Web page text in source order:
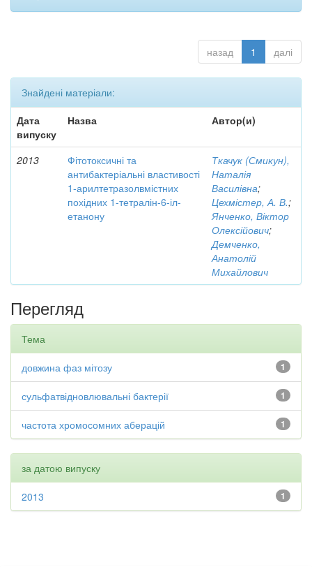
назад 1 далі
Знайдені матеріали:
Дата
випуску
Назва Автор(и)
2013
Фітотоксичні та
антибактеріальні властивості
1-арилтетразолвмістних
похідних 1-тетралін-6-іл-
етанону
Ткачук (Смикун),
Наталія
Василівна;
Цехмістер, А. В.;
Янченко, Віктор
Олексійович;
Демченко,
Анатолій
Михайлович
Перегляд
Тема
1
довжина фаз мітозу
1
сульфатвідновлювальні бактерії
1
частота хромосомних аберацій
за датою випуску
1
2013